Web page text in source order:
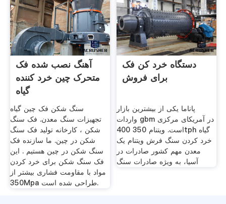
آهنگ نصب شده فک
متحرک چین خرد کننده
گیاه
سنگ شکن فک چین گیاه
تجهیزات سنگ معدن. فک سنگ
شکن ، کارخانه تولید فک سنگ
شکن در چین. ما سازنده فک
سنگ شکن در چین هستیم . این
فک سنگ شکن برای خرد کردن
مواد با مقاومت فشاری بیشتر از
350Mpa طراحی شده است.
دستگاه خرد کن فک
برای فروش
پاناما یکی از بیشترین بازار
واردات gbm در آمریکای مرکزی
است. ویتنام 350 400tph گیاه
خرد کردن سنگ فرش ویتنام یک
معدن مهم کشور صادرات در
آسیا، به ویژه صادرات سنگ